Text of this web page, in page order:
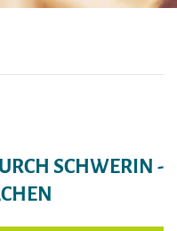
SCHWERIN -